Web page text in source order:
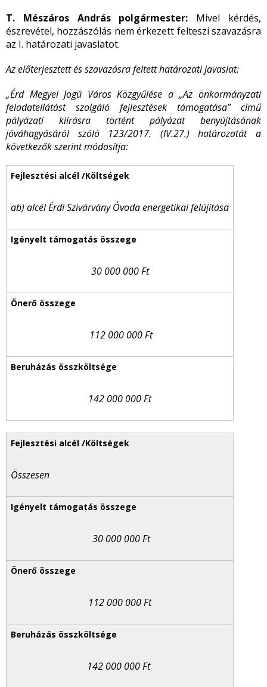
T. Mészáros András polgármester: Mivel kérdés,
észrevétel, hozzászólás nem érkezett felteszi szavazásra
az I. határozati javaslatot.
Az előterjesztett és szavazásra feltett határozati javaslat:
„Érd Megyei Jogú Város Közgyűlése a „Az önkormányzati
feladatellátást szolgáló fejlesztések támogatása” című
pályázati kiírásra történt pályázat benyújtásának
jóváhagyásáról szóló 123/2017. (IV.27.) határozatát a
következők szerint módosítja:
ab) alcél Érdi Szivárvány Óvoda energetikai felújítása
30 000 000 Ft
112 000 000 Ft
142 000 000 Ft
Összesen
30 000 000 Ft
112 000 000 Ft
142 000 000 Ft